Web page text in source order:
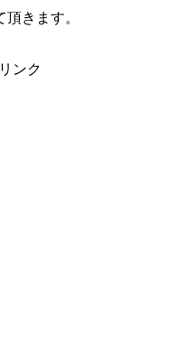
きます。
ンク